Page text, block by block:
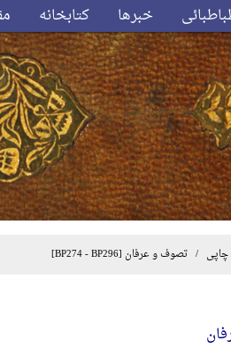
خبرها کتابخانه
/تصوف و عرفان [BP274 - BP296]